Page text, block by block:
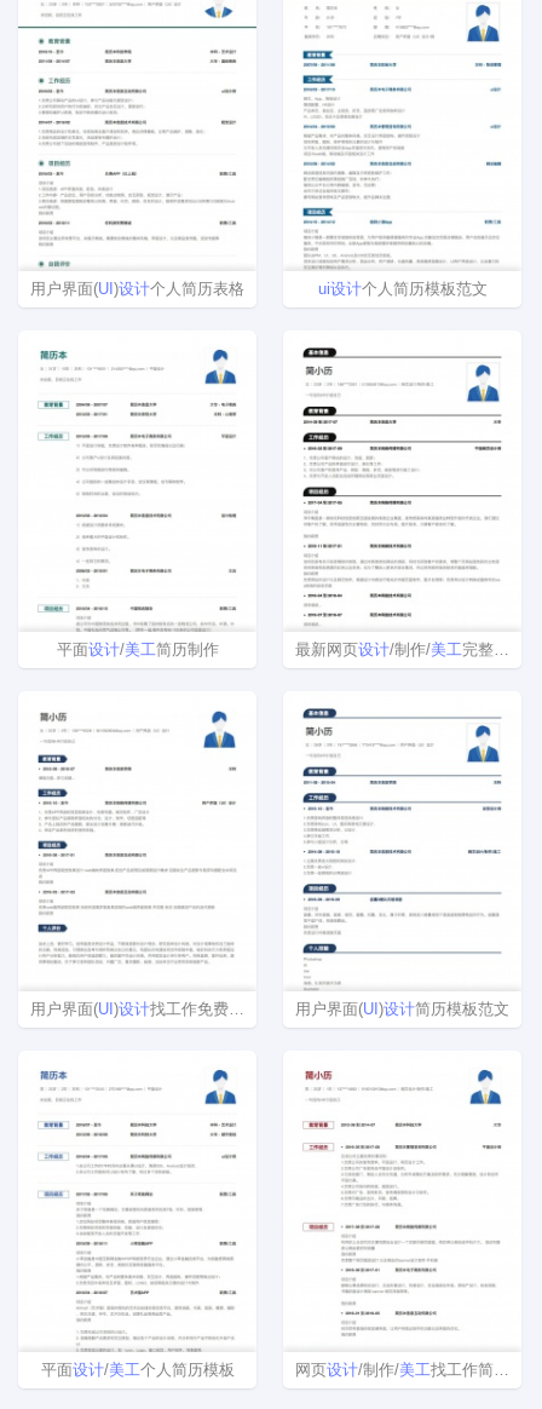
用户界面(UI )设计个人简历表格 ui设计个人简历模板范文
平面设计/美工简历制作 最新网页设计/制作/美工完整求职简历模板下载
用户界面(UI )设计找工作免费简历模板 用户界面(UI )设计简历模板范文
平面设计/美工个人简历模板 网页设计/制作/美工找工作简历模板